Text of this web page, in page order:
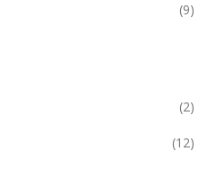
(9)
(2)
(12)